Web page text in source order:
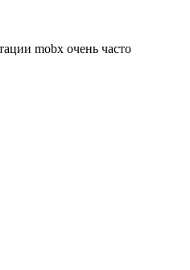
mobx очень часто